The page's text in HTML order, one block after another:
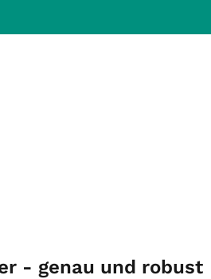
- genau und robust